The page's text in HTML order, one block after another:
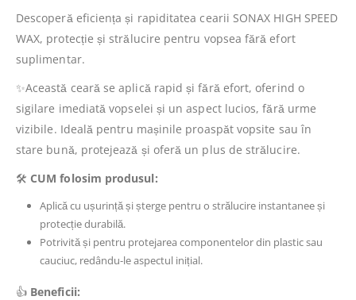
Descoperă eficiența și rapiditatea cearii SONAX HIGH SPEED
WAX, protecție și strălucire pentru vopsea fără efort
suplimentar.
✨Această ceară se aplică rapid și fără efort, oferind o
sigilare imediată vopselei și un aspect lucios, fără urme
vizibile. Ideală pentru mașinile proaspăt vopsite sau în
stare bună, protejează și oferă un plus de strălucire.
🛠️ CUM folosim produsul:
Aplică cu ușurință și șterge pentru o strălucire instantanee și
protecție durabilă.
Potrivită și pentru protejarea componentelor din plastic sau
cauciuc, redându-le aspectul inițial.
👍 Beneficii: